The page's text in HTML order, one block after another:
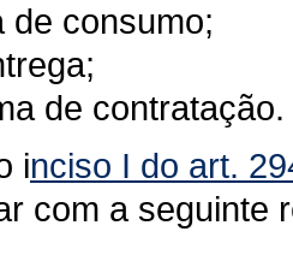
de consumo;
de contratação.
inciso I do art.
com a seguinte